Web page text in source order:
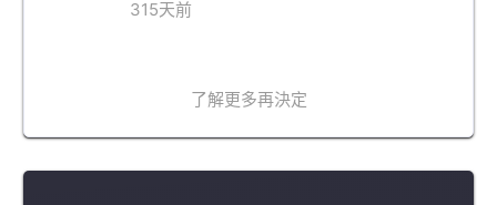
315天前
了解更多再決定